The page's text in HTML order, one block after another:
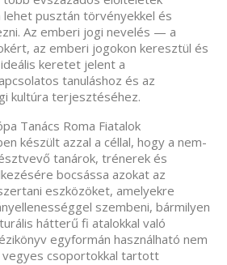
pusztán törvényekkel és
Az emberi jogi nevelés — a
az emberi jogokon keresztül és
keretet jelent a
tanuláshoz és az
kultúra terjesztéséhez.
Tanács Roma Fiatalok
készült azzal a céllal, hogy a nem-
tanárok, trénerek és
bocsássa azokat az
eszközöket, amelyekre
szembeni, bármilyen
hátterű fi atalokkal való
egyformán használható nem
vegyes csoportokkal tartott